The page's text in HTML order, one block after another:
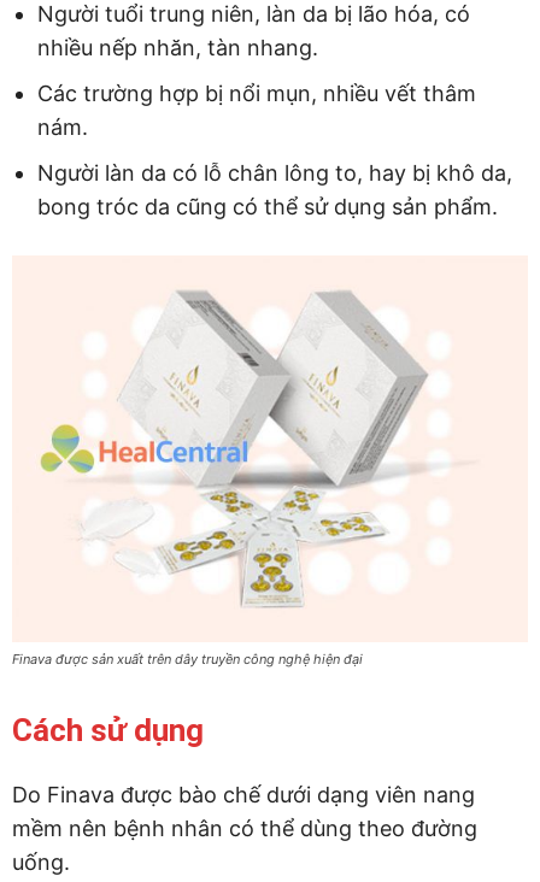
Người tuổi trung niên, làn da bị lão hóa, có
nhiều nếp nhăn, tàn nhang.
Các trường hợp bị nổi mụn, nhiều vết thâm
nám.
Người làn da có lỗ chân lông to, hay bị khô da,
bong tróc da cũng có thể sử dụng sản phẩm.
Finava được sản xuất trên dây truyền công nghệ hiện đại
Cách sử dụng
Do Finava được bào chế dưới dạng viên nang
mềm nên bệnh nhân có thể dùng theo đường
uống.